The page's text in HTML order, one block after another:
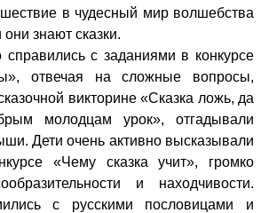
в чудесный мир волшебства
знают сказки.
с заданиями в конкурсе
отвечая на сложные вопросы,
викторине «Сказка ложь, да
молодцам урок», отгадывали
Дети очень активно высказывали
«Чему сказка учит», громко
и находчивости.
с русскими пословицами и